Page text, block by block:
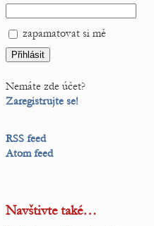
zapamatovat si mě
Nemáte zde účet?
Zaregistrujte se!
RSS feed
Atom feed
Navštivte také…